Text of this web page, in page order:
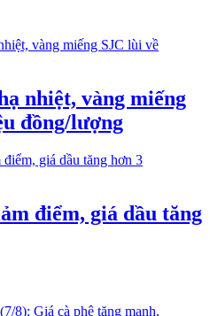
nhiệt, vàng miếng
đồng/lượng
điểm, giá dầu tăng